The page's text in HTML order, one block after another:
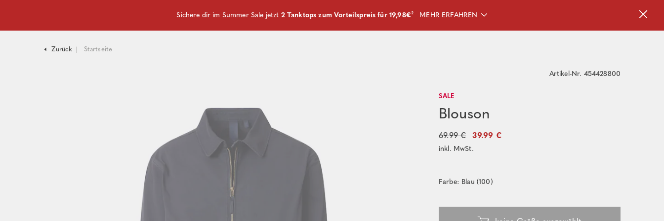
Sichere dir im Summer Sale jetzt 2 Tanktops zum Vorteilspreis für 19,98€² MEHR ERFAHREN
Zurück Startseite
Artikel-Nr. 454428800
SALE
Blouson
69.99 € 39.99 €
inkl. MwSt.
Farbe: Blau (100)